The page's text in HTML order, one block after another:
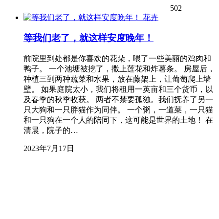
502
花卉
等我们老了，就这样安度晚年！
前院里到处都是你喜欢的花朵，喂了一些美丽的鸡肉和
鸭子。 一个池塘被挖了，撒上莲花和炸薯条。 房屋后，
种植三到两种蔬菜和水果，放在藤架上，让葡萄爬上墙
壁。 如果庭院太小，我们将租用一英亩和三个货币，以
及春季的秋季收获。 两者不禁要孤独。我们抚养了另一
只大狗和一只胖猫作为同伴。 一个粥，一道菜，一只猫
和一只狗在一个人的陪同下，这可能是世界的土地！ 在
清晨，院子的…
2023年7月17日